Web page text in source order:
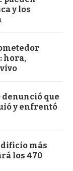
y los
hora,
denunció que
y enfrentó
más
los 470